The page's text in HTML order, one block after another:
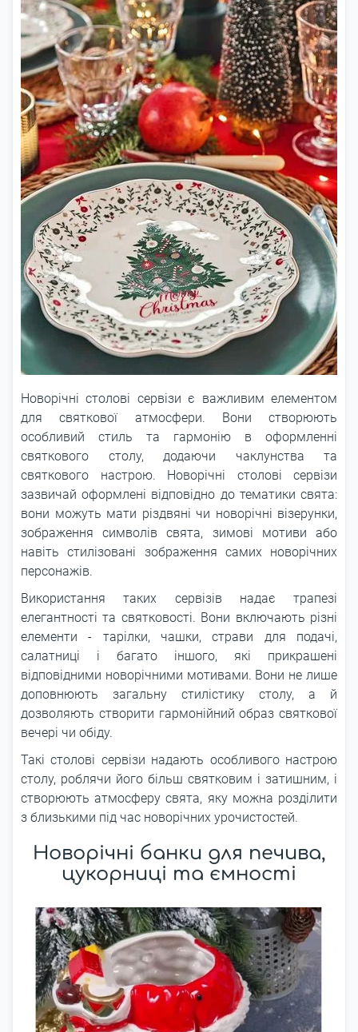
Новорічні столові сервізи є важливим елементом
для святкової атмосфери. Вони створюють
особливий стиль та гармонію в оформленні
святкового столу, додаючи чаклунства та
святкового настрою. Новорічні столові сервізи
зазвичай оформлені відповідно до тематики свята:
вони можуть мати різдвяні чи новорічні візерунки,
зображення символів свята, зимові мотиви або
навіть стилізовані зображення самих новорічних
персонажів.
Використання таких сервізів надає трапезі
елегантності та святковості. Вони включають різні
елементи - тарілки, чашки, страви для подачі,
салатниці і багато іншого, які прикрашені
відповідними новорічними мотивами. Вони не лише
доповнюють загальну стилістику столу, а й
дозволяють створити гармонійний образ святкової
вечері чи обіду.
Такі столові сервізи надають особливого настрою
столу, роблячи його більш святковим і затишним, і
створюють атмосферу свята, яку можна розділити
з близькими під час новорічних урочистостей.
Новорічні банки для печива,
цукорниці та ємності